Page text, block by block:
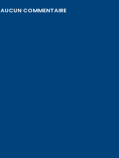
AUCUN COMMENTAIRE